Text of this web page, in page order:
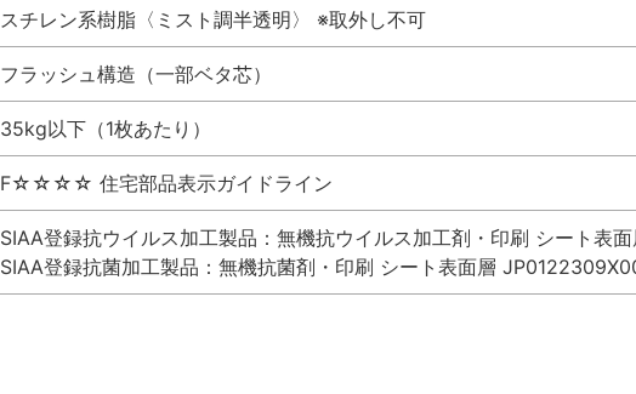
スチレン系樹脂〈ミスト調半透明〉 ※取外し不可
フラッシュ構造（一部ベタ芯）
35kg以下（1枚あたり）
F☆☆☆☆ 住宅部品表示ガイドライン
SIAA登録抗ウイルス加工製品：無機抗ウイルス加工剤・印刷 シート表
SIAA登録抗菌加工製品：無機抗菌剤・印刷 シート表面層